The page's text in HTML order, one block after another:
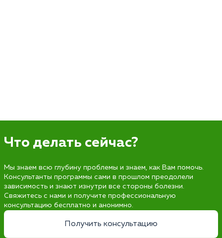
Что делать сейчас?
Мы знаем всю глубину проблемы и знаем, как Вам помочь.
Консультанты программы сами в прошлом преодолели
зависимость и знают изнутри все стороны болезни.
Свяжитесь с нами и получите профессиональную
консультацию бесплатно и анонимно.
Получить консультацию